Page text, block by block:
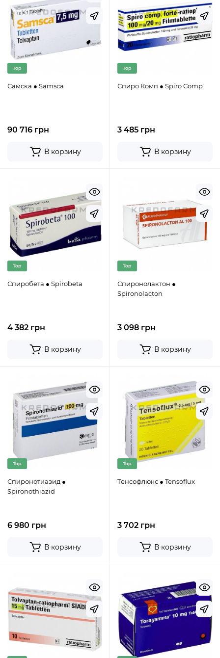
Top
Самска ● Samsca
90 716 грн
В корзину
Top
Спиро Комп ● Spiro Comp
3 485 грн
В корзину
Top
Спиробета ● Spirobeta
4 382 грн
В корзину
Top
Спиронолактон ●
Spironolacton
3 098 грн
В корзину
Top
Спиронотиазид ●
Spironothiazid
6 980 грн
В корзину
Top
Тенсофлюкс ● Tensoflux
3 702 грн
В корзину